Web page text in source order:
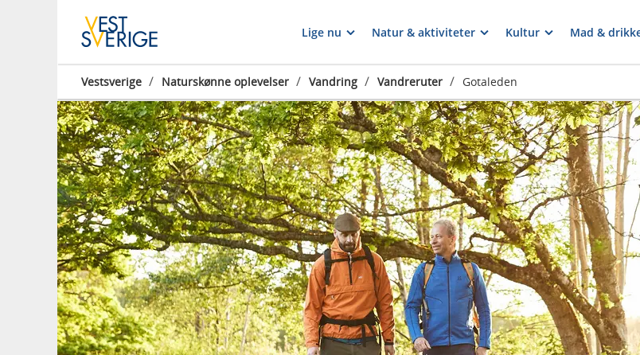
Lige nu Natur & aktiviteter Kultur Mad &
Vestsverige / Naturskønne oplevelser / Vandring / Vandreruter / Gotaleden